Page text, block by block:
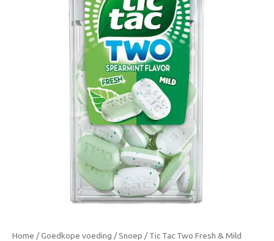
Home /Goedkope voeding /Snoep / Tic Tac Two Fresh & Mild